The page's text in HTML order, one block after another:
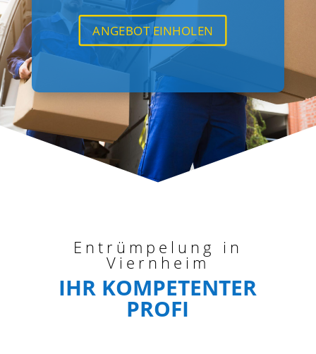
ANGEBOT EINHOLEN
Entrümpelung in
Viernheim
IHR KOMPETENTER
PROFI